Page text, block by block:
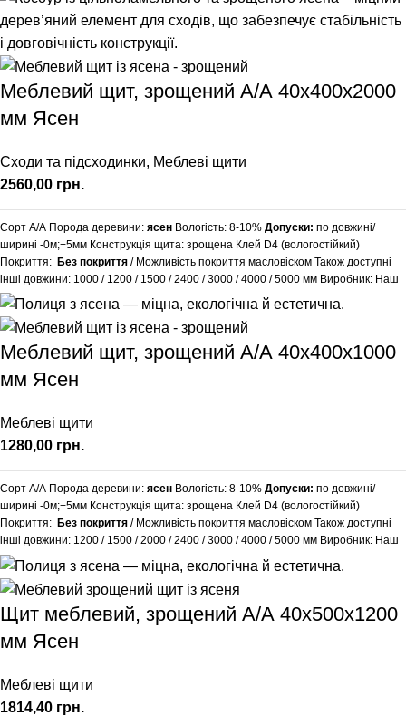
фаски, заокруглення кутів, порізка під розміри точнітю1 мм. Виробляємо
вироби з ясена за індивідуальними розмірами, уточнюйте у менеджера.
Доставка: 20% передоплати та за умовами перевізника. (НП, SAT, Delivery,
Meest Express)
Меблевий щит, зрощений А/А 40х400х2000
мм Ясен
Сходи та підсходинки, Меблеві щити
грн.
Сорт А/А Порода деревини: ясен Вологість: 8-10% Допуски: по довжині/
ширині -0м;+5мм Конструкція щита: зрощена Клей D4 (вологостійкий)
Покриття: Без покриття / Можливість покриття масловіском Також доступні
інші довжини: 1000 / 1200 / 1500 /2400 /3000 /4000 /5000 мм Виробник: Наш
Ліс Обробка поверхні: калібрована, шліфована Додаткові послуги: зняття
фаски, заокруглення кутів, порізка під розміри точнітю1 мм. Виробляємо
вироби з ясена за індивідуальними розмірами, уточнюйте у менеджера.
Доставка: 50% передоплати та за умовами перевізника. (НП, SAT, Delivery,
Меблевий щит, зрощений А/А 40х400х1000
мм Ясен
Меблеві щити
грн.
Сорт А/А Порода деревини: ясен Вологість: 8-10% Допуски: по довжині/
ширині -0м;+5мм Конструкція щита: зрощена Клей D4 (вологостійкий)
Покриття: Без покриття / Можливість покриття масловіском Також доступні
інші довжини: 1200 / 1500 /2000 /2400 /3000 /4000 /5000 мм Виробник: Наш
Ліс Обробка поверхні: калібрована, шліфована Додаткові послуги: зняття
фаски, заокруглення кутів, порізка під розміри точнітю1 мм. Виробляємо
вироби з ясена за індивідуальними розмірами, уточнюйте у менеджера.
Доставка: 50% передоплати та за умовами перевізника. (НП, SAT, Delivery,
Meest Express)
Щит меблевий, зрощений А/А 40х500х1200
мм Ясен
Меблеві щити
грн.